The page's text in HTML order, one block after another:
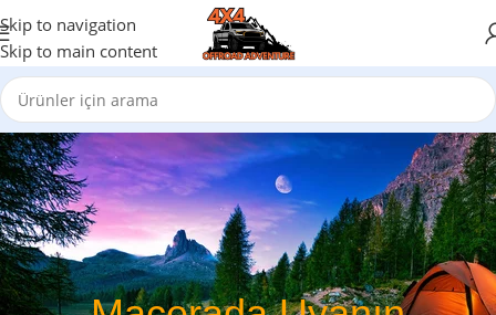
Skip to navigation
Skip to main content